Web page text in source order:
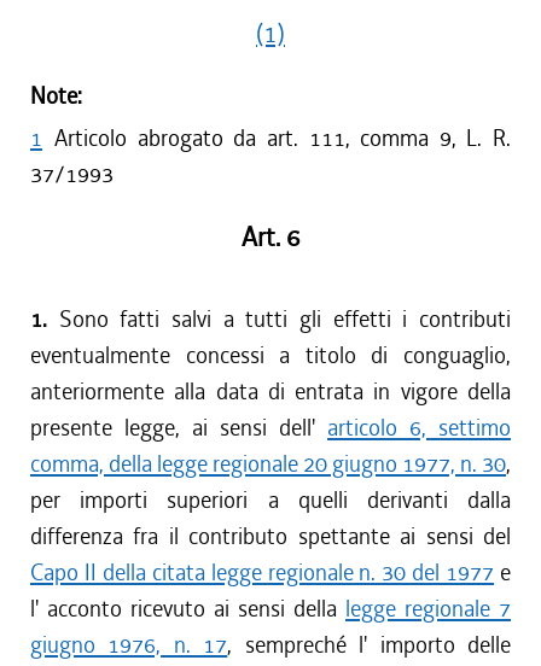
(1)
Note:
1 Articolo abrogato da art. 111, comma 9, L. R.
37/1993
Art. 6
1. Sono fatti salvi a tutti gli effetti i contributi
eventualmente concessi a titolo di conguaglio,
anteriormente alla data di entrata in vigore della
presente legge, ai sensi dell' articolo 6, settimo
comma, della legge regionale 20 giugno 1977, n. 30,
per importi superiori a quelli derivanti dalla
differenza fra il contributo spettante ai sensi del
Capo II della citata legge regionale n. 30 del 1977 e
l' acconto ricevuto ai sensi della legge regionale 7
giugno 1976, n. 17, sempreché l' importo delle